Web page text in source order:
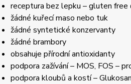
receptura bez lepku – gluten free
žádné kuřecí maso nebo tuk
žádné syntetické konzervanty
žádné brambory
obsahuje přírodní antioxidanty
podpora zažívání – MOS, FOS –
podpora kloubů a kostí –